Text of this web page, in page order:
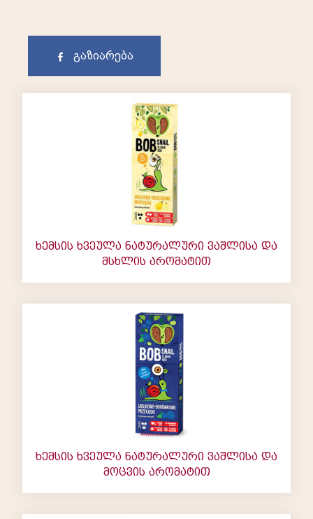
გაზიარება
ხემსის ხვეულა ნატურალური ვაშლისა და
მსხლის არომატით
ხემსის ხვეულა ნატურალური ვაშლისა და
მოცვის არომატით